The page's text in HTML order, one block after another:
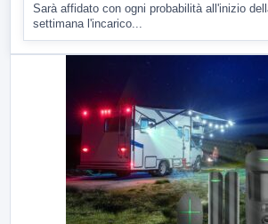
Sarà affidato con ogni probabilità all'inizio
settimana l'incarico...